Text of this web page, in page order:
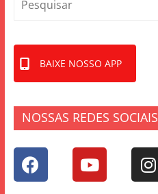
BAIXE NOSSO APP
NOSSAS REDES SOCIAIS